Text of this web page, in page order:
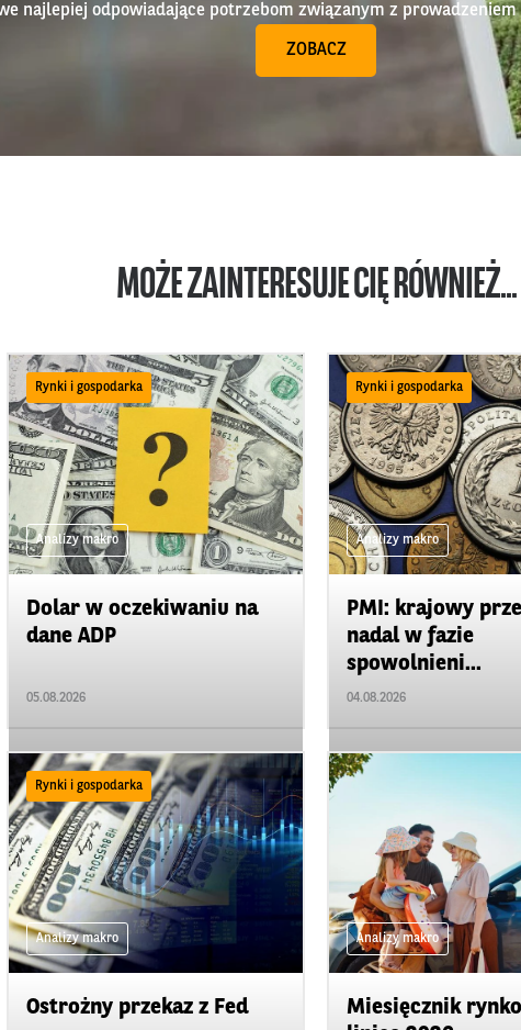
najlepiej odpowiadające potrzebom związanym z
ZOBACZ
MOŻE ZAINTERESUJE CIĘ RÓWNIEŻ...
Rynki i gospodarka
Analizy makro
Dolar w oczekiwaniu na
dane ADP
05.08.2026
Rynki i gospodarka
Analizy makro
PMI: krajowy
nadal w fazie
spowolnieni...
04.08.2026
Rynki i gospodarka
Analizy makro
Ostrożny przekaz z Fed
Analizy makro
Miesięcznik